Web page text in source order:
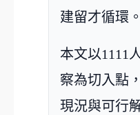
建留才循環 。
本文以1111
察為切入點
現況與可行